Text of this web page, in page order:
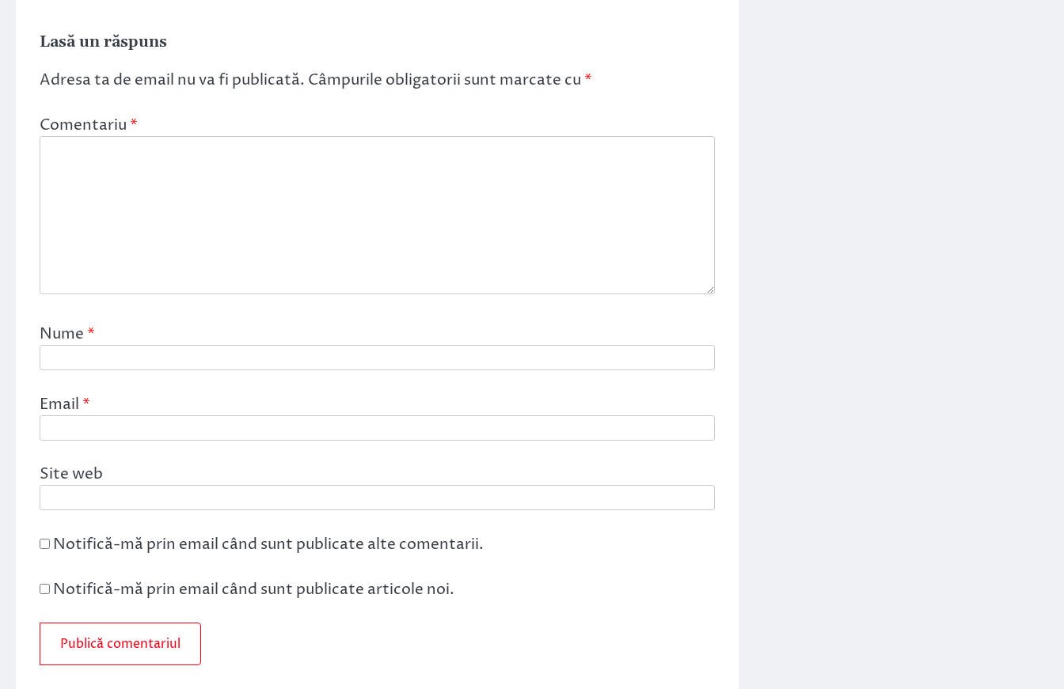
Lasă un răspuns
Adresa ta de email nu va fi publicată. Câmpurile obligatorii sunt marcate cu *
Comentariu *
Nume *
Email *
Site web
Notifică-mă prin email când sunt publicate alte comentarii.
Notifică-mă prin email când sunt publicate articole noi.